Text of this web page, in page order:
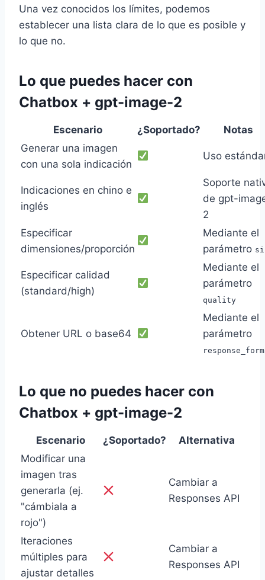
Una vez conocidos los límites, podemos
establecer una lista clara de lo que es posible y
lo que no.
Lo que puedes hacer con
Chatbox + gpt-image-2
Escenario ¿Soportado?
Notas
Generar una imagen
con una sola indicación
Uso
Indicaciones en chino e
inglés
Soporte
de gpt-
2
Especificar
dimensiones/proporción
Mediante el
parámetro
Especificar calidad
(standard/high)
Mediante el
parámetro
quality
Obtener URL o base64
Mediante el
parámetro
Lo que no puedes hacer con
Chatbox + gpt-image-2
Escenario ¿Soportado?
Alternativa
Modificar una
imagen tras
generarla (ej.
"cámbiala a
rojo")
Cambiar a
Responses API
Iteraciones
múltiples para
ajustar detalles
Cambiar a
Responses API